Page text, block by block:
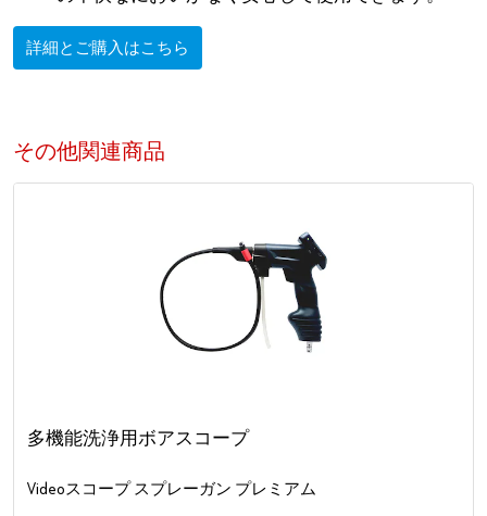
詳細とご購入はこちら
その他関連商品
多機能洗浄用ボアスコープ
Videoスコープ スプレーガン プレミアム